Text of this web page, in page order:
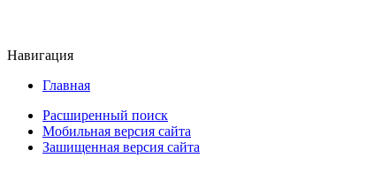
Навигация
Главная
Расширенный поиск
Мобильная версия сайта
Зашищенная версия сайта